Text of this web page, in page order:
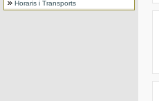
Horaris i Transports